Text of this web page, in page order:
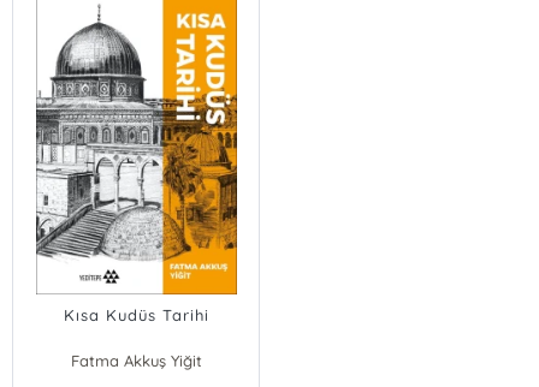
Kısa Kudüs Tarihi
Fatma Akkuş Yiğit